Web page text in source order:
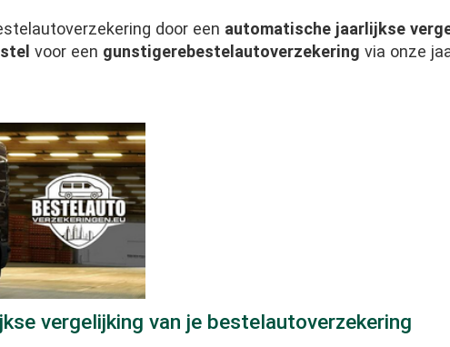
door een automatische jaarlijkse
voor een gunstigerebestelautoverzekering via onze
vergelijking van je bestelautoverzekering